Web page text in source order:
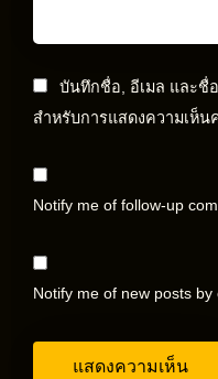
บันทึกชื่อ, อีเมล และชื่
สำหรับการแสดงความเห็น
Notify me of follow-up
Notify me of new posts by